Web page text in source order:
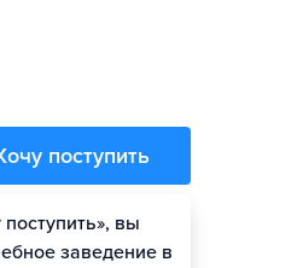
поступить
вы
заведение в